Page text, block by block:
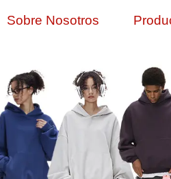
Sobre Nosotros